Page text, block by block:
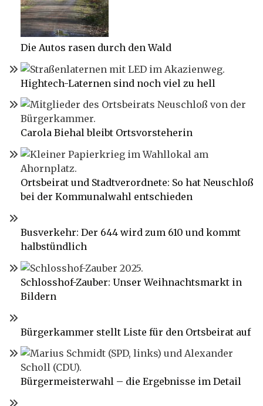
Die Autos rasen durch den Wald
Hightech-Laternen sind noch viel zu hell
Carola Biehal bleibt Ortsvorsteherin
Ortsbeirat und Stadtverordnete: So hat Neuschloß
bei der Kommunalwahl entschieden
Busverkehr: Der 644 wird zum 610 und kommt
halbstündlich
Schlosshof-Zauber: Unser Weihnachtsmarkt in
Bildern
Bürgerkammer stellt Liste für den Ortsbeirat auf
Bürgermeisterwahl – die Ergebnisse im Detail